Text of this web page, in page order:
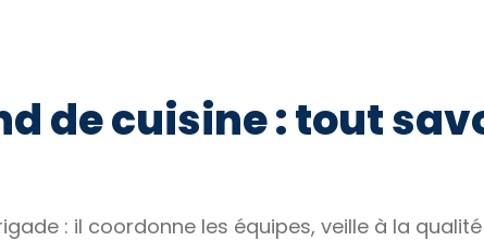
de cuisine : tout
: il coordonne les équipes, veille à la